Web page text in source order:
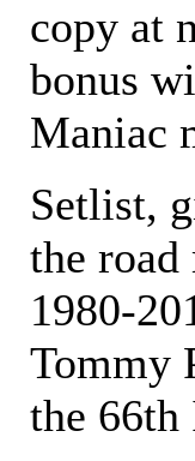
copy at
bonus
Maniac
Setlist,
the
1980-
Tommy
the